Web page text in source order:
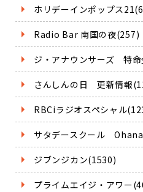
ホリデーインポップス
Radio Bar 南国の夜(257)
ジ・アナウンサーズ 特
さんしんの日 更新情報
RBCiラジオスペシャル
サタデースクール
ジブンジカン(1530)
プライムエイジ・アワー